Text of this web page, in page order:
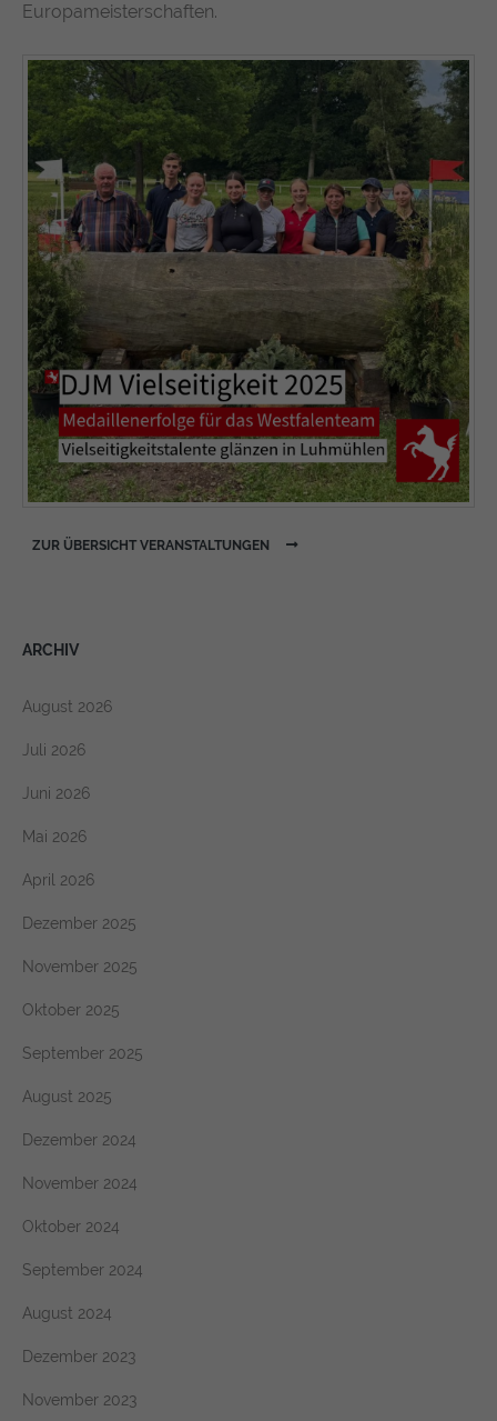
ARCHIV
August 2026
Juli 2026
Juni 2026
Mai 2026
April 2026
Dezember 2025
November 2025
Oktober 2025
September 2025
August 2025
Dezember 2024
November 2024
Oktober 2024
September 2024
August 2024
Dezember 2023
November 2023
Europameisterschaften.
ZUR ÜBERSICHT VERANSTALTUNGEN